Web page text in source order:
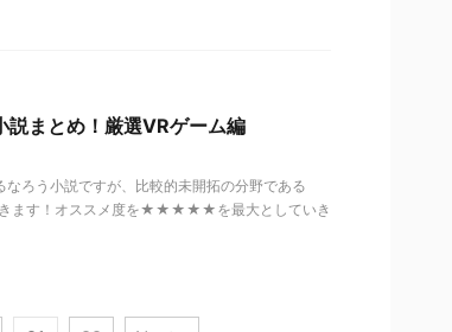
まとめ！厳選VRゲーム編
ろう小説ですが、比較的未開拓の分野である
きます！オススメ度を★★★★★を最大としていき